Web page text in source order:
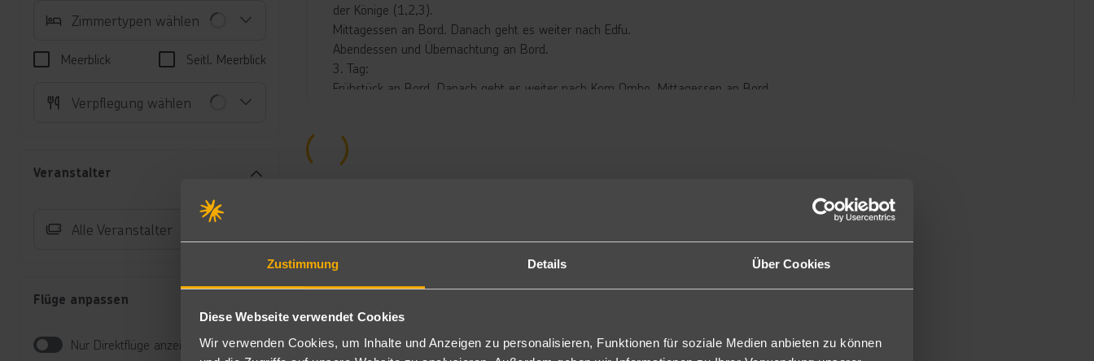
Zustimmung Details Über Cookies
Diese Webseite verwendet Cookies
Wir verwenden Cookies, um Inhalte und Anzeigen zu personalisieren, Funktionen für soziale Medien anbieten zu können
Zimmertypen wählen
Meerblick Seitl. Meerblick
Verpflegung wählen
Veranstalter
Alle Veranstalter
Flüge anpassen
Nur Direktflüge anzeigen
der Könige (1,2,3).
Mittagessen an Bord. Danach geht es weiter nach Edfu.
Abendessen und Übernachtung an Bord.
3. Tag:
Frühstück an Bord. Danach geht es weiter nach Kom Ombo. Mittagessen an Bord.
Übernachtung in Assuan.
4. Tag:
Danach Gelegenheit für eine Besichtigung eines Nubischen Dorfes (3).
Abendessen und Übernachtung an Bord.
5. Tag:
Mittagessen an Bord. Übernachtung und Abendessen an Bord.
Weiterfahrt nach Esna.